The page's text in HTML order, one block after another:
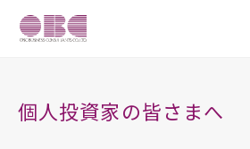
個人投資家の皆さまへ